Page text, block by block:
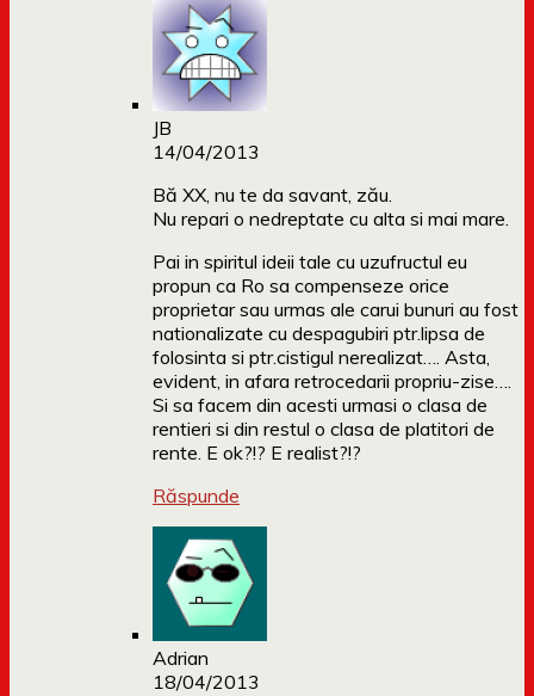
JB
14/04/2013
Bă XX, nu te da savant, zău.
Nu repari o nedreptate cu alta si mai mare.
Pai in spiritul ideii tale cu uzufructul eu
propun ca Ro sa compenseze orice
proprietar sau urmas ale carui bunuri au fost
nationalizate cu despagubiri ptr.lipsa de
folosinta si ptr.cistigul nerealizat…. Asta,
evident, in afara retrocedarii propriu-zise….
Si sa facem din acesti urmasi o clasa de
rentieri si din restul o clasa de platitori de
rente. E ok?!? E realist?!?
Răspunde
Adrian
18/04/2013